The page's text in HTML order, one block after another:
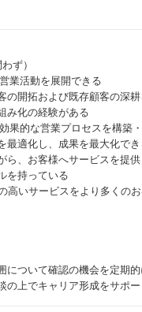
ず）
業活動を展開できる
の開拓および既存顧客の深
み化の経験がある
果的な営業プロセスを構築
最適化し、成果を最大化でき
ら、お客様へサービスを提
を持っている
高いサービスをより多くの
ついて確認の機会を定期的
上でキャリア形成をサポー